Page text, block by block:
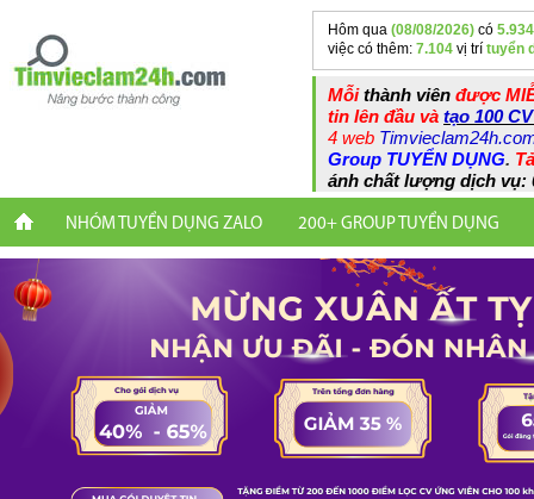
Hôm qua (08/08/2026) có 5.934
việc có thêm: 7.104 vị trí tuyển
Mỗithành viên được
tin lên đầu và tạo 100
4 web
Group TUYỂN DỤNG.
ánh chất lượng dịch vụ:
NHÓM TUYỂN DỤNG ZALO 200+ GROUP TUYỂN DỤNG